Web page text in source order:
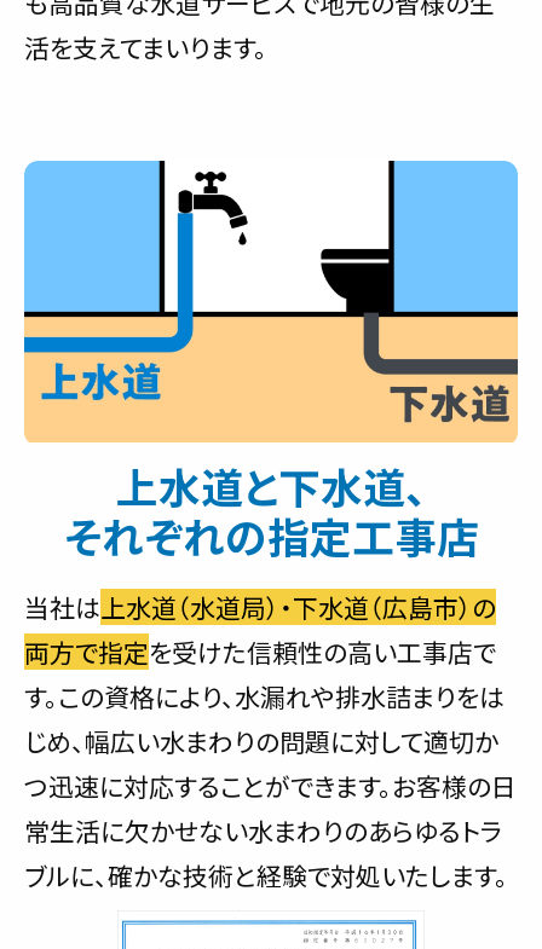
活を支えてまいります。
上水道と下水道、
それぞれの指定工事店
当社は 上水道（水道局）・下水道（広島市）の
両方で指定を受けた信頼性の高い工事店で
す。この資格により、水漏れや排水詰まりをは
じめ、幅広い水まわりの問題に対して適切か
つ迅速に対応することができます。お客様の日
常生活に欠かせない水まわりのあらゆるトラ
ブルに、確かな技術と経験で対処いたします。